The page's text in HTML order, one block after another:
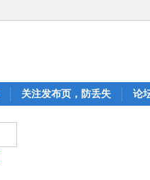
关注发布页，防丢失 论